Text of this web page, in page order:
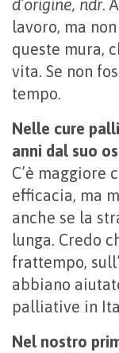
d’origine, ndr.
lavoro, ma
queste mura,
vita. Se non
tempo.
Nelle cure
anni dal suo
C’è maggiore
efficacia, ma
anche se la
lunga. Credo
frattempo,
abbiano
palliative in
Nel nostro